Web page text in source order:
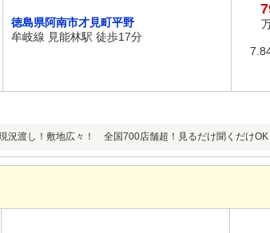
徳島県阿南市才見町平野
牟岐線 見能林駅 徒歩17分
渡し！敷地広々！ 全国700店舗超！見るだけ聞くだけOK